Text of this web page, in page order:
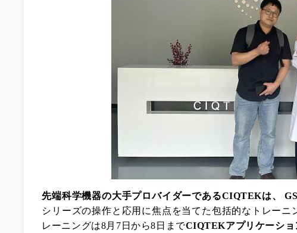
先端科学機器の大手プロバイダーであるCIQTEKは、
シリーズの操作と応用に焦点を当てた包括的なトレー
レーニングは8月7日から8日までCIQTEKアプリケーショ